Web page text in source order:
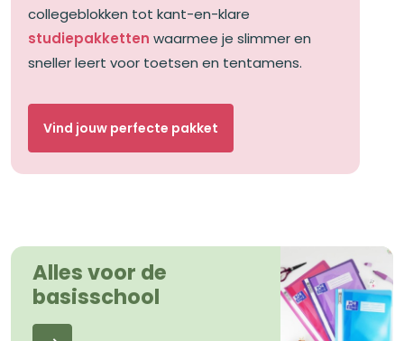
collegeblokken tot kant-en-klare
studiepakketten waarmee je slimmer en
sneller leert voor toetsen en tentamens.
Vind jouw perfecte pakket
Alles voor de
basisschool